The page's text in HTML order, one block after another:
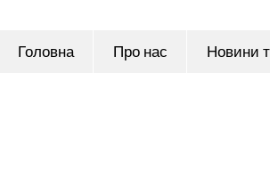
Головна Про нас Новини